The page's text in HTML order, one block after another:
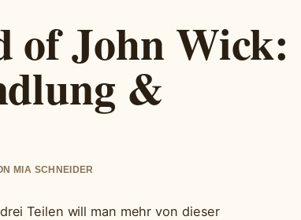
of John Wick:
&
MIA SCHNEIDER
Teilen will man mehr von dieser